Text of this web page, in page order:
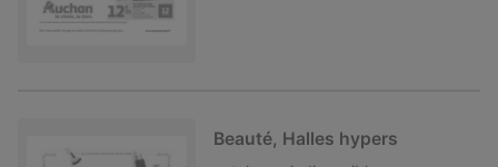
Beauté, Halles hypers